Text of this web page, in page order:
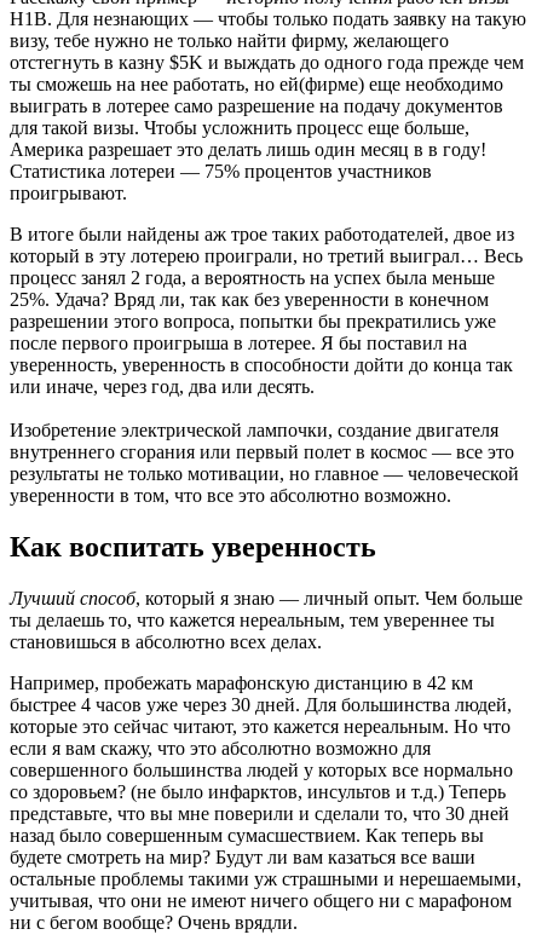
H1B. Для незнающих — чтобы только подать заявку на такую
визу, тебе нужно не только найти фирму, желающего
отстегнуть в казну $5K и выждать до одного года прежде чем
ты сможешь на нее работать, но ей(фирме) еще необходимо
выиграть в лотерее само разрешение на подачу документов
для такой визы. Чтобы усложнить процесс еще больше,
Америка разрешает это делать лишь один месяц в в году!
Статистика лотереи — 75% процентов участников
проигрывают.
В итоге были найдены аж трое таких работодателей, двое из
который в эту лотерею проиграли, но третий выиграл… Весь
процесс занял 2 года, а вероятность на успех была меньше
25%. Удача? Вряд ли, так как без уверенности в конечном
разрешении этого вопроса, попытки бы прекратились уже
после первого проигрыша в лотерее. Я бы поставил на
уверенность, уверенность в способности дойти до конца так
или иначе, через год, два или десять.
Изобретение электрической лампочки, создание двигателя
внутреннего сгорания или первый полет в космос — все это
результаты не только мотивации, но главное — человеческой
уверенности в том, что все это абсолютно возможно.
Как воспитать уверенность
Лучший способ, который я знаю — личный опыт. Чем больше
ты делаешь то, что кажется нереальным, тем увереннее ты
становишься в абсолютно всех делах.
Например, пробежать марафонскую дистанцию в 42 км
быстрее 4 часов уже через 30 дней. Для большинства людей,
которые это сейчас читают, это кажется нереальным. Но что
если я вам скажу, что это абсолютно возможно для
совершенного большинства людей у которых все нормально
со здоровьем? (не было инфарктов, инсультов и т.д.) Теперь
представьте, что вы мне поверили и сделали то, что 30 дней
назад было совершенным сумасшествием. Как теперь вы
будете смотреть на мир? Будут ли вам казаться все ваши
остальные проблемы такими уж страшными и нерешаемыми,
учитывая, что они не имеют ничего общего ни с марафоном
ни с бегом вообще? Очень врядли.